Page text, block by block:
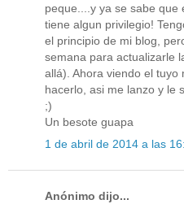
peque....y ya se sabe que
tiene algun privilegio!
el principio de mi blog,
semana para actualizarle
allá). Ahora viendo el
hacerlo, asi me lanzo y le
;)
Un besote guapa
1 de abril de 2014 a las
Anónimo dijo...